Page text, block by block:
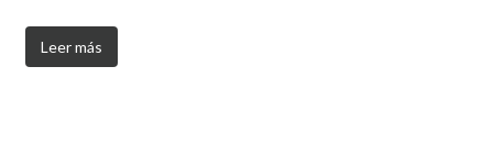
Leer más